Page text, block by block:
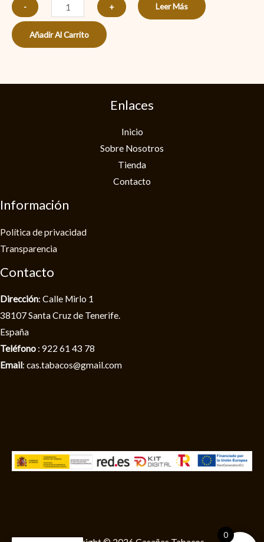
-
+
Añadir Al Carrito
Leer Más
Enlaces
Inicio
Sobre Nosotros
Tienda
Contacto
Información
Política de privacidad​
Transparencia
Contacto
Dirección: Calle Mirlo 1
38107 Santa Cruz de Tenerife.
España
Teléfono : 922 61 43 78
Email: cas.tabacos@gmail.com
0